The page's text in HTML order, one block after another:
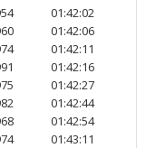
01:42:02
01:42:06
01:42:11
01:42:16
01:42:27
01:42:44
01:42:54
01:43:11